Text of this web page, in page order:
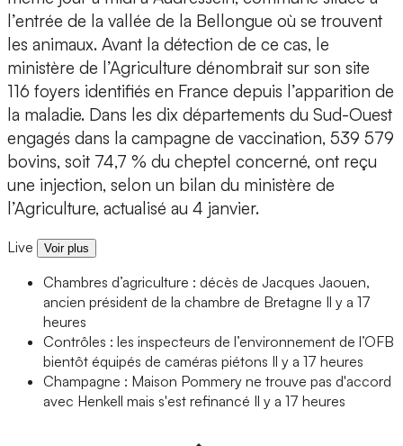
l’entrée de la vallée de la Bellongue où se trouvent
les animaux. Avant la détection de ce cas, le
ministère de l’Agriculture dénombrait sur son site
116 foyers identifiés en France depuis l’apparition de
la maladie. Dans les dix départements du Sud-Ouest
engagés dans la campagne de vaccination, 539 579
bovins, soit 74,7 % du cheptel concerné, ont reçu
une injection, selon un bilan du ministère de
l’Agriculture, actualisé au 4 janvier.
Live Voir plus
Chambres d’agriculture : décès de Jacques Jaouen,
ancien président de la chambre de Bretagne Il y a 17
heures
Contrôles : les inspecteurs de l’environnement de l’OFB
bientôt équipés de caméras piétons Il y a 17 heures
Champagne : Maison Pommery ne trouve pas d'accord
avec Henkell mais s'est refinancé Il y a 17 heures